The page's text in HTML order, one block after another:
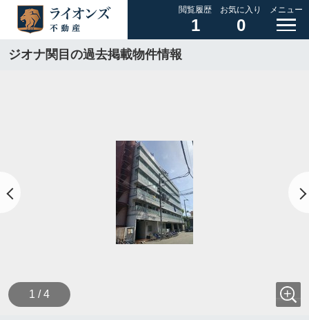
閲覧履歴
1
お気に入り
0
メニュー
ジオナ関目の過去掲載物件情報
1 / 4